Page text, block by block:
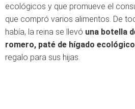
ecológicos y que promueve el
que compró varios alimentos. De
había, la reina se llevó una botella
romero, paté de hígado
regalo para sus hijas.